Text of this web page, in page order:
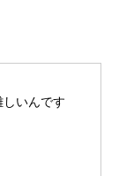
いんです